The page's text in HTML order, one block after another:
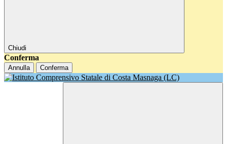
Chiudi
Conferma
Annulla Conferma